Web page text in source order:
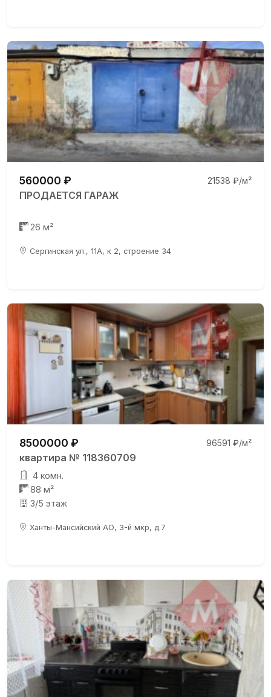
560000 ₽ 21538 ₽/м²
ПРОДАЕТСЯ ГАРАЖ
26 м²
Сергинская ул., 11А, к 2, строение 34
8500000 ₽ 96591 ₽/м²
квартира № 118360709
4 комн.
88 м²
3/5 этаж
Ханты-Мансийский АО, 3-й мкр, д.7